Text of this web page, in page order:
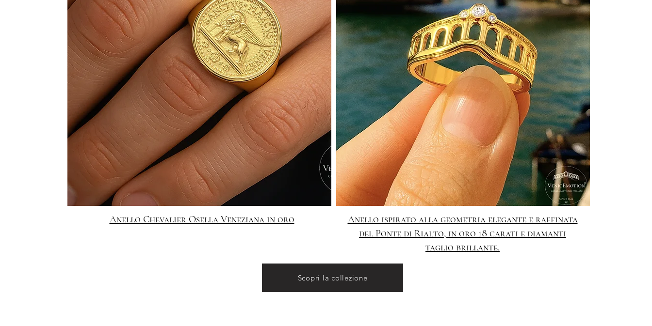
Anello Chevalier Osella Veneziana in oro
Anello ispirato alla geometria elegante e raffinata
del Ponte di Rialto, in oro 18 carati e diamanti
taglio brillante.
Scopri la collezione